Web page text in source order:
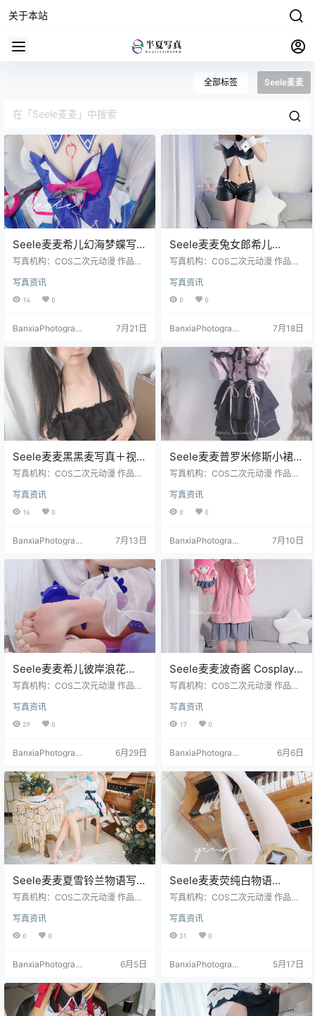
关于本站
全部标签 Seele麦麦
Seele麦麦希儿幻海梦蝶写真
集｜梦幻蓝色系高清图集
写真机构：COS二次元动漫 作品名
eele麦麦 图片数量：168张 资源大
小：229.3MB
写真资讯
14 0
BanxiaPhotograp
7月21日
Seele麦麦兔女郎希儿
Cosplay 写真集｜崩坏3高质
写真机构：COS二次元动漫 作品名
ele麦麦 图片数量：83张 资源大
小：147.3MB
写真资讯
0 0
BanxiaPhotograp
7月18日
Seele麦麦黑黑麦写真＋视频
合集｜黑系魅惑主题图包
写真机构：COS二次元动漫 作品名
麦 图片数量：53P-5V- 资源大小：
269.5MB
写真资讯
16 0
BanxiaPhotograp
7月13日
Seele麦麦普罗米修斯小裙子
Cosplay｜崩坏三写真高清
写真机构：COS二次元动漫 作品名
称：Seele麦麦 图片数量：12张 资
源大小：10.6MB
写真资讯
0 0
BanxiaPhotograp
7月10日
Seele麦麦希儿彼岸浪花
Cosplay｜海边主题高清写
写真机构：COS二次元动漫 作品名
eele麦麦 图片数量：102张 资源大
小：532MB
写真资讯
29 0
BanxiaPhotograp
6月29日
Seele麦麦波奇酱 Cosplay
写真｜可爱系高分辨率套图
写真机构：COS二次元动漫 作品名
麦 图片数量：18张 资源大小：68.5
MB
写真资讯
17 0
BanxiaPhotograp
6月6日
Seele麦麦夏雪铃兰物语写真
＋视频｜唯美角色高清大图
写真机构：COS二次元动漫 作品名
名称：Seele麦麦 图片数量：35P-8
V 资源大小：1.96GB
写真资讯
0 0
BanxiaPhotograp
6月5日
Seele麦麦荧纯白物语
Cosplay｜原神主题高清写
写真机构：COS二次元动漫 作品名
麦麦 图片数量：145张 资源大小：4
45MB
写真资讯
31 0
BanxiaPhotograp
5月17日